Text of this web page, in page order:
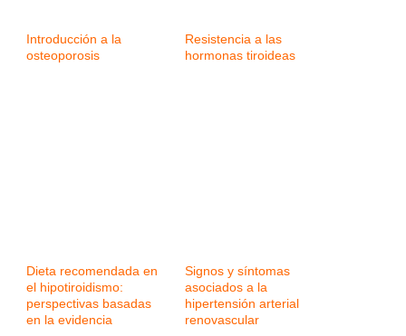
Introducción a la
osteoporosis
Resistencia a las
hormonas tiroideas
Dieta recomendada en
el hipotiroidismo:
perspectivas basadas
en la evidencia
Signos y síntomas
asociados a la
hipertensión arterial
renovascular